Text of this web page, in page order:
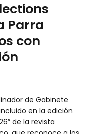
Parra
con
de Gabinete
en la edición
de la revista